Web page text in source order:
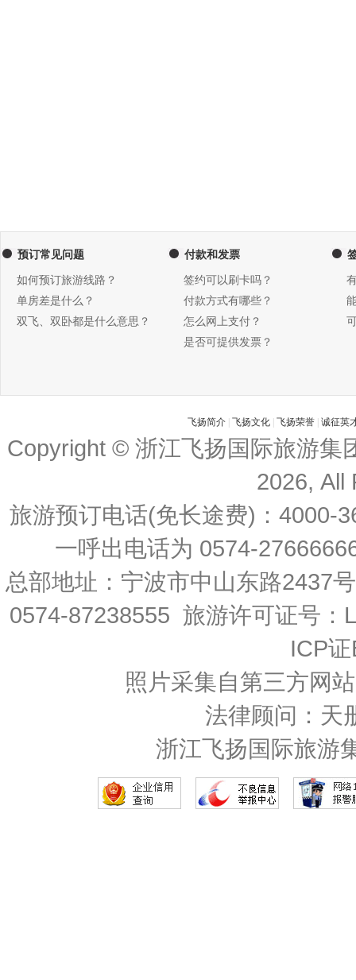
预订常见问题
如何预订旅游线路？
单房差是什么？
双飞、双卧都是什么意思？
付款和发票
签约可以刷卡吗？
付款方式有哪些？
怎么网上支付？
是否可提供发票？
飞扬简介 飞扬文化 飞扬荣誉 诚征英
Copyright © 浙江飞扬国际旅游集
2026, All
旅游预订电话(免长途费)：4000-
一呼出电话为 0574-
总部地址：宁波市中山东路2437
0574-87238555 旅游许可证号
ICP
照片采集自第三方网
法律顾问：天
浙江飞扬国际旅游